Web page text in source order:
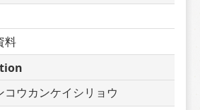
料
コウカンケイシリョウ